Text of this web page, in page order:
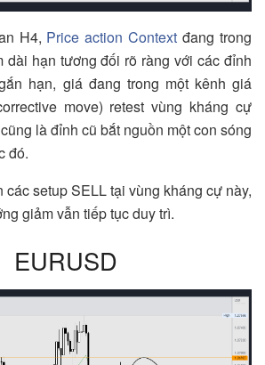
H4, Price action Context đang trong
dài hạn tương đối rõ ràng với các đỉnh
hạn, giá đang trong một kênh giá
move) retest vùng kháng cự
là đỉnh cũ bắt nguồn một con sóng
đó.
các setup SELL tại vùng kháng cự này,
giảm vẫn tiếp tục duy trì.
EURUSD